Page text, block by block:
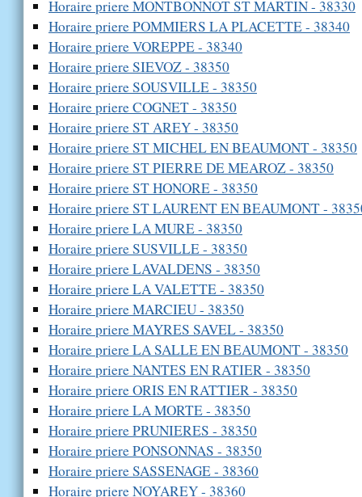
Horaire priere MONTBONNOT ST MARTIN - 38330
Horaire priere POMMIERS LA PLACETTE - 38340
Horaire priere VOREPPE - 38340
Horaire priere SIEVOZ - 38350
Horaire priere SOUSVILLE - 38350
Horaire priere COGNET - 38350
Horaire priere ST AREY - 38350
Horaire priere ST MICHEL EN BEAUMONT - 38350
Horaire priere ST PIERRE DE MEAROZ - 38350
Horaire priere ST HONORE - 38350
Horaire priere ST LAURENT EN BEAUMONT -
Horaire priere LA MURE - 38350
Horaire priere SUSVILLE - 38350
Horaire priere LAVALDENS - 38350
Horaire priere LA VALETTE - 38350
Horaire priere MARCIEU - 38350
Horaire priere MAYRES SAVEL - 38350
Horaire priere LA SALLE EN BEAUMONT - 38350
Horaire priere NANTES EN RATIER - 38350
Horaire priere ORIS EN RATTIER - 38350
Horaire priere LA MORTE - 38350
Horaire priere PRUNIERES - 38350
Horaire priere PONSONNAS - 38350
Horaire priere SASSENAGE - 38360
Horaire priere NOYAREY - 38360